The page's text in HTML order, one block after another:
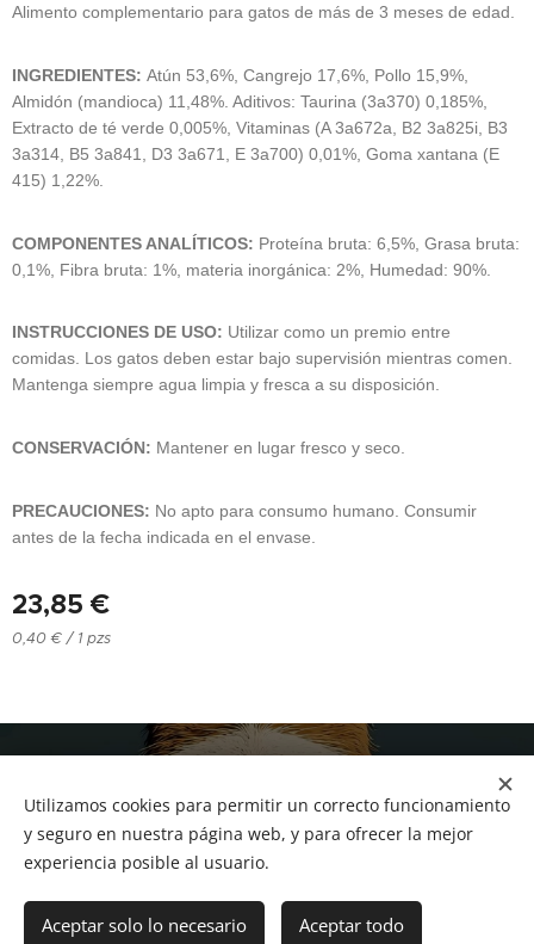
Alimento complementario para gatos de más de 3 meses de edad.
INGREDIENTES: Atún 53,6%, Cangrejo 17,6%, Pollo 15,9%,
Almidón (mandioca) 11,48%. Aditivos: Taurina (3a370) 0,185%,
Extracto de té verde 0,005%, Vitaminas (A 3a672a, B2 3a825i, B3
3a314, B5 3a841, D3 3a671, E 3a700) 0,01%, Goma xantana (E
415) 1,22%.
COMPONENTES ANALÍTICOS: Proteína bruta: 6,5%, Grasa bruta:
0,1%, Fibra bruta: 1%, materia inorgánica: 2%, Humedad: 90%.
INSTRUCCIONES DE USO: Utilizar como un premio entre
comidas. Los gatos deben estar bajo supervisión mientras comen.
Mantenga siempre agua limpia y fresca a su disposición.
CONSERVACIÓN: Mantener en lugar fresco y seco.
PRECAUCIONES: No apto para consumo humano. Consumir
antes de la fecha indicada en el envase.
23,85 €
0,40 € / 1 pzs
Añadir a la cesta
Tf.666351543
Utilizamos cookies para permitir un correcto funcionamiento
y seguro en nuestra página web, y para ofrecer la mejor
experiencia posible al usuario.
Aceptar solo lo necesario Aceptar todo